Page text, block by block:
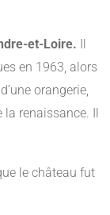
et-Loire. Il
en 1963, alors
orangerie,
la renaissance. Il
le château fut